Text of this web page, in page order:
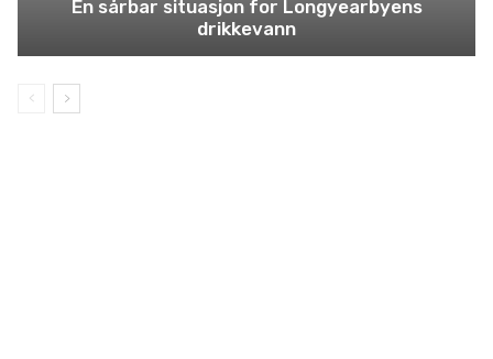
En sårbar situasjon for Longyearbyens
drikkevann